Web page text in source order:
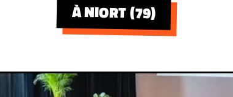
À NIORT (79)